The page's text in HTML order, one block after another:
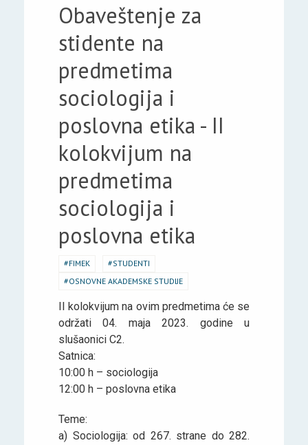
Obaveštenje za
stidente na
predmetima
sociologija i
poslovna etika - II
kolokvijum na
predmetima
sociologija i
poslovna etika
FIMEK
STUDENTI
OSNOVNE AKADEMSKE STUDIJE
II kolokvijum na ovim predmetima će se
održati 04. maja 2023. godine u
slušaonici C2.
Satnica:
10:00 h – sociologija
12:00 h – poslovna etika
Teme:
a) Sociologija: od 267. strane do 282.